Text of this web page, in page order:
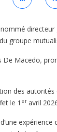
directeur
groupe
De Macedo,
des
le 1 eravril
expérience